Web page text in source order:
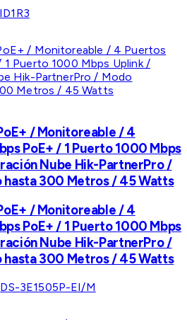
/ Monitoreable / 4
PoE+ / 1 Puerto 1000 Mbps
Nube Hik-PartnerPro /
hasta 300 Metros / 45 Watts
/ Monitoreable / 4
PoE+ / 1 Puerto 1000 Mbps
Nube Hik-PartnerPro /
hasta 300 Metros / 45 Watts
DS-3E1505P-EI/M